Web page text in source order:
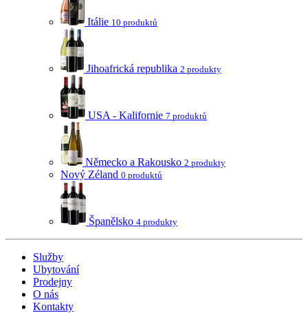
Itálie 10 produktů
Jihoafrická republika 2 produkty
USA - Kalifornie 7 produktů
Německo a Rakousko 2 produkty
Nový Zéland 0 produktů
Španělsko 4 produkty
Služby
Ubytování
Prodejny
O nás
Kontakty